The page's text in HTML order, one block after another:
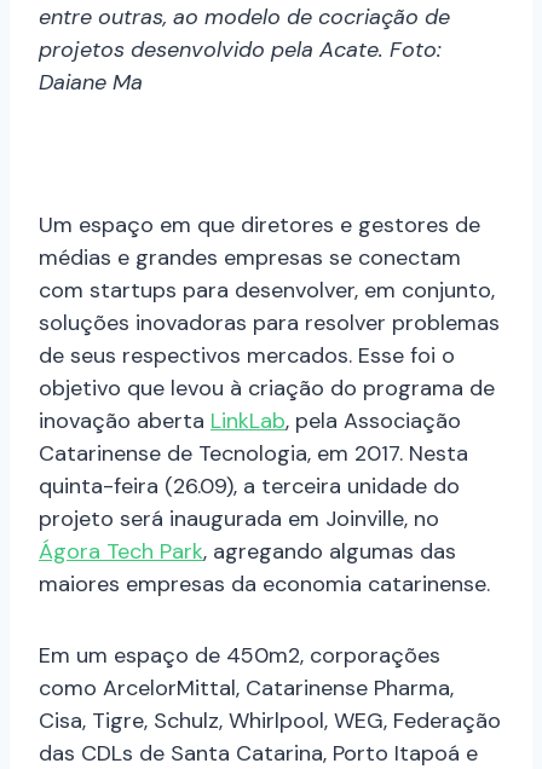
entre outras, ao modelo de cocriação de
projetos desenvolvido pela Acate. Foto:
Daiane Ma
Um espaço em que diretores e gestores de
médias e grandes empresas se conectam
com startups para desenvolver, em conjunto,
soluções inovadoras para resolver problemas
de seus respectivos mercados. Esse foi o
objetivo que levou à criação do programa de
inovação aberta LinkLab, pela Associação
Catarinense de Tecnologia, em 2017. Nesta
quinta-feira (26.09), a terceira unidade do
projeto será inaugurada em Joinville, no
Ágora Tech Park, agregando algumas das
maiores empresas da economia catarinense.
Em um espaço de 450m2, corporações
como ArcelorMittal, Catarinense Pharma,
Cisa, Tigre, Schulz, Whirlpool, WEG, Federação
das CDLs de Santa Catarina, Porto Itapoá e